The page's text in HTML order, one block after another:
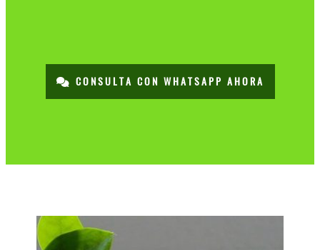
CONSULTA CON WHATSAPP AHORA